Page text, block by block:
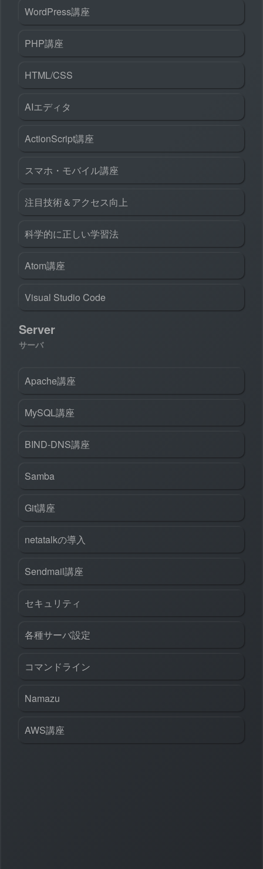
WordPress講座
PHP講座
HTML/CSS
AIエディタ
ActionScript講座
スマホ・モバイル講座
注目技術＆アクセス向上
科学的に正しい学習法
Atom講座
Visual Studio Code
Server
サーバ
Apache講座
MySQL講座
BIND-DNS講座
Samba
Git講座
netatalkの導入
Sendmail講座
セキュリティ
各種サーバ設定
コマンドライン
Namazu
AWS講座